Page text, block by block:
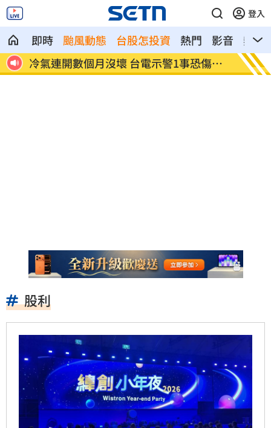
登入
即時 颱風動態 台股怎投資 熱門 影音
熱搜
荷
河智媛遭疑不尊重文化 經紀公司回應了
偷吃
文
股利